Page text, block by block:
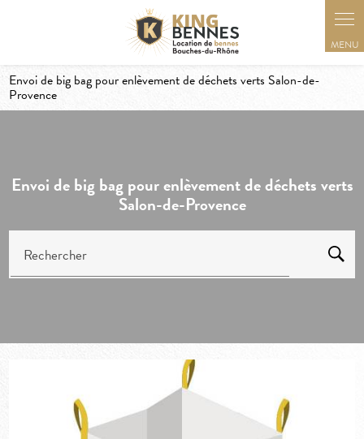
Envoi de big bag pour enlèvement de déchets verts Salon-de-
Provence
Envoi de big bag pour enlèvement de déchets verts
Salon-de-Provence
Rechercher
Panneau de gestion des cookies